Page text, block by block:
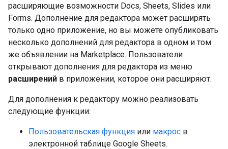
расширяющие возможности Docs, Sheets, Slides или
Forms. Дополнение для редактора может расширять
только одно приложение, но вы можете опубликовать
несколько дополнений для редактора в одном и том
же объявлении на Marketplace. Пользователи
открывают дополнения для редактора из меню
расширений в приложении, которое они расширяют.
Для дополнения к редактору можно реализовать
следующие функции:
Пользовательская функция или макрос в
электронной таблице Google Sheets.